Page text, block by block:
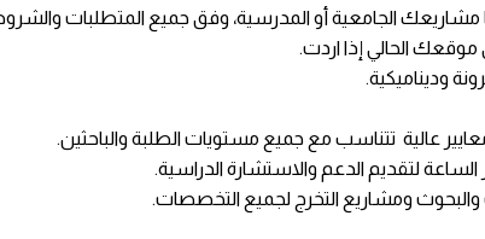
الجامعية أو المدرسية، وفق جميع المتطلبات
الحالي إذا اردت.
وديناميكية.
عالية تتناسب مع جميع مستويات الطلبة والباحثين.
لتقديم الدعم والاستشارة الدراسية.
ومشاريع التخرج لجميع التخصصات.